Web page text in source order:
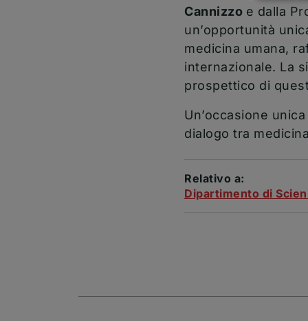
Cannizzo e dalla
un’opportunità
medicina umana,
internazionale. La
prospettico di
Un’occasione
dialogo tra
Relativo a:
Dipartimento di